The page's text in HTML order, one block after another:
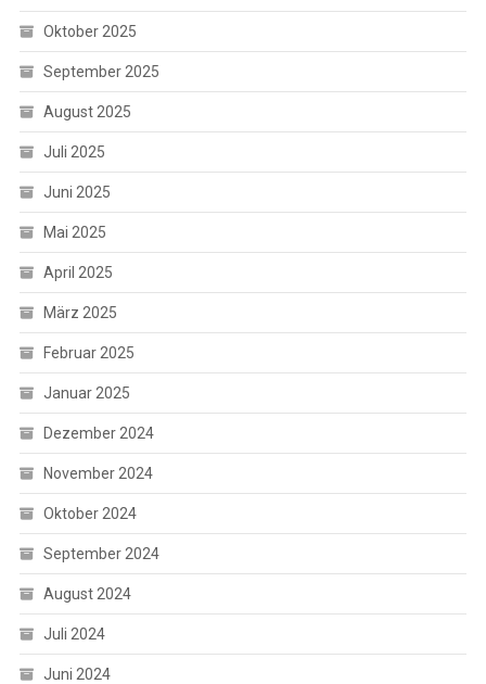
Oktober 2025
September 2025
August 2025
Juli 2025
Juni 2025
Mai 2025
April 2025
März 2025
Februar 2025
Januar 2025
Dezember 2024
November 2024
Oktober 2024
September 2024
August 2024
Juli 2024
Juni 2024